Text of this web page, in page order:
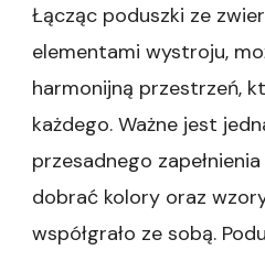
Łącząc poduszki ze
elementami wystroju,
harmonijną przestrzeń,
każdego. Ważne jest
przesadnego
dobrać kolory oraz
współgrało ze sobą.